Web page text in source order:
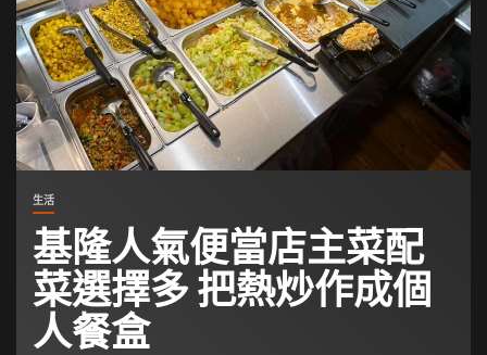
生活
基隆人氣便當店主菜配
菜選擇多 把熱炒作成個
人餐盒